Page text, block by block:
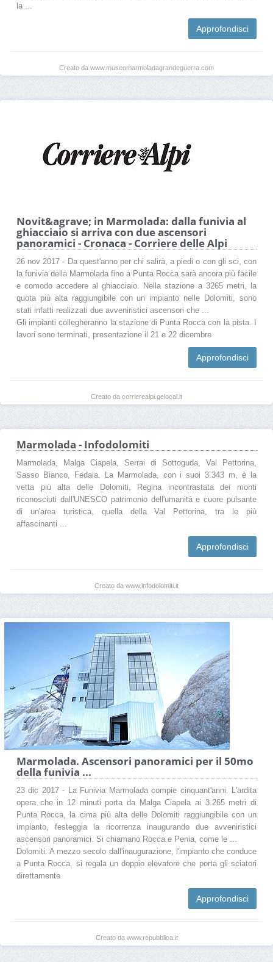
la ...
Approfondisci
Creato da www.museomarmoladagrandeguerra.com
Novit&agrave; in Marmolada: dalla funivia al
ghiacciaio si arriva con due ascensori
panoramici - Cronaca - Corriere delle Alpi
26 nov 2017 - Da quest'anno per chi salirà, a piedi o con gli sci, con
la funivia della Marmolada fino a Punta Rocca sarà ancora più facile
e comodo accedere al ghiacciaio. Nella stazione a 3265 metri, la
quota più alta raggiungibile con un impianto nelle Dolomiti, sono
stati infatti realizzati due avveniristici ascensori che ...
Gli impianti collegheranno la stazione di Punta Rocca con la pista. I
lavori sono terminati, presentazione il 21 e 22 dicembre
Approfondisci
Creato da corrierealpi.gelocal.it
Marmolada - Infodolomiti
Marmolada, Malga Ciapela, Serrai di Sottoguda, Val Pettorina,
Sasso Bianco, Fedaia. La Marmolada, con i suoi 3.343 m, è la
vetta più alta delle Dolomiti, Regina incontrastata dei monti
riconosciuti dall'UNESCO patrimonio dell'umanità e cuore pulsante
di un'area turistica, quella della Val Pettorina, tra le più
affascinanti ...
Approfondisci
Creato da www.infodolomiti.it
Marmolada. Ascensori panoramici per il 50mo
della funivia ...
23 dic 2017 - La Funivia Marmolada compie cinquant'anni. L'ardita
opera che in 12 minuti porta da Malga Ciapela ai 3.265 metri di
Punta Rocca, la cima più alta delle Dolomiti raggiungibile con un
impianto, festeggia la ricorrenza inaugurando due avveniristici
ascensori panoramici. Si chiamano Rocca e Penia, come le ...
Dolomiti. A mezzo secolo dall'inaugurazione, l'impianto che conduce
a Punta Rocca, si regala un doppio elevatore che porta gli sciatori
direttamente
Approfondisci
Creato da www.repubblica.it